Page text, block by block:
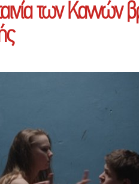
των Καννών